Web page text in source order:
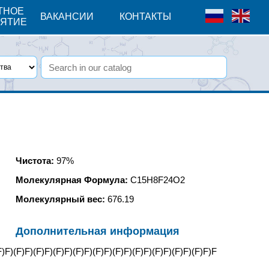
ВАКАНСИИ КОНТАКТЫ
Чистота: 97%
Молекулярная Формула: C15H8F24O2
Молекулярный вес: 676.19
Дополнительная информация